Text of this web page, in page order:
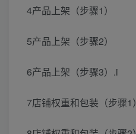
4产品上架（步骤1）
5产品上架（步骤2）
6产品上架（步骤3）.i
7店铺权重和包装（步骤1）